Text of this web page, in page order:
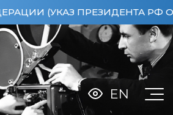
(УКАЗ ПРЕЗИДЕНТА РФ ОТ
EN